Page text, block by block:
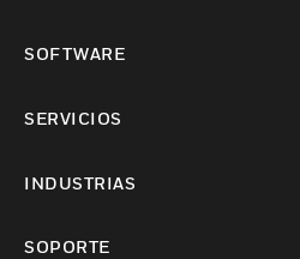
SOFTWARE
SERVICIOS
INDUSTRIAS
SOPORTE